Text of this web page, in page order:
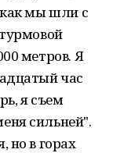
мы шли с
метров. Я
час
я съем
сильней".
но в горах